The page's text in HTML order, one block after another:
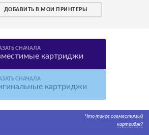
ДОБАВИТЬ В МОИ ПРИНТЕРЫ
СНАЧАЛА
картриджи
СНАЧАЛА
картриджи
Что такое совместимый
картридж?